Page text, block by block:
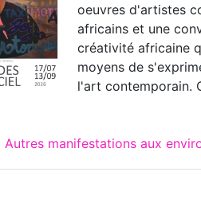
oeuvres d'artistes
africains et une
créativité africaine
moyens de
l'art contemporain.
Autres manifestations aux